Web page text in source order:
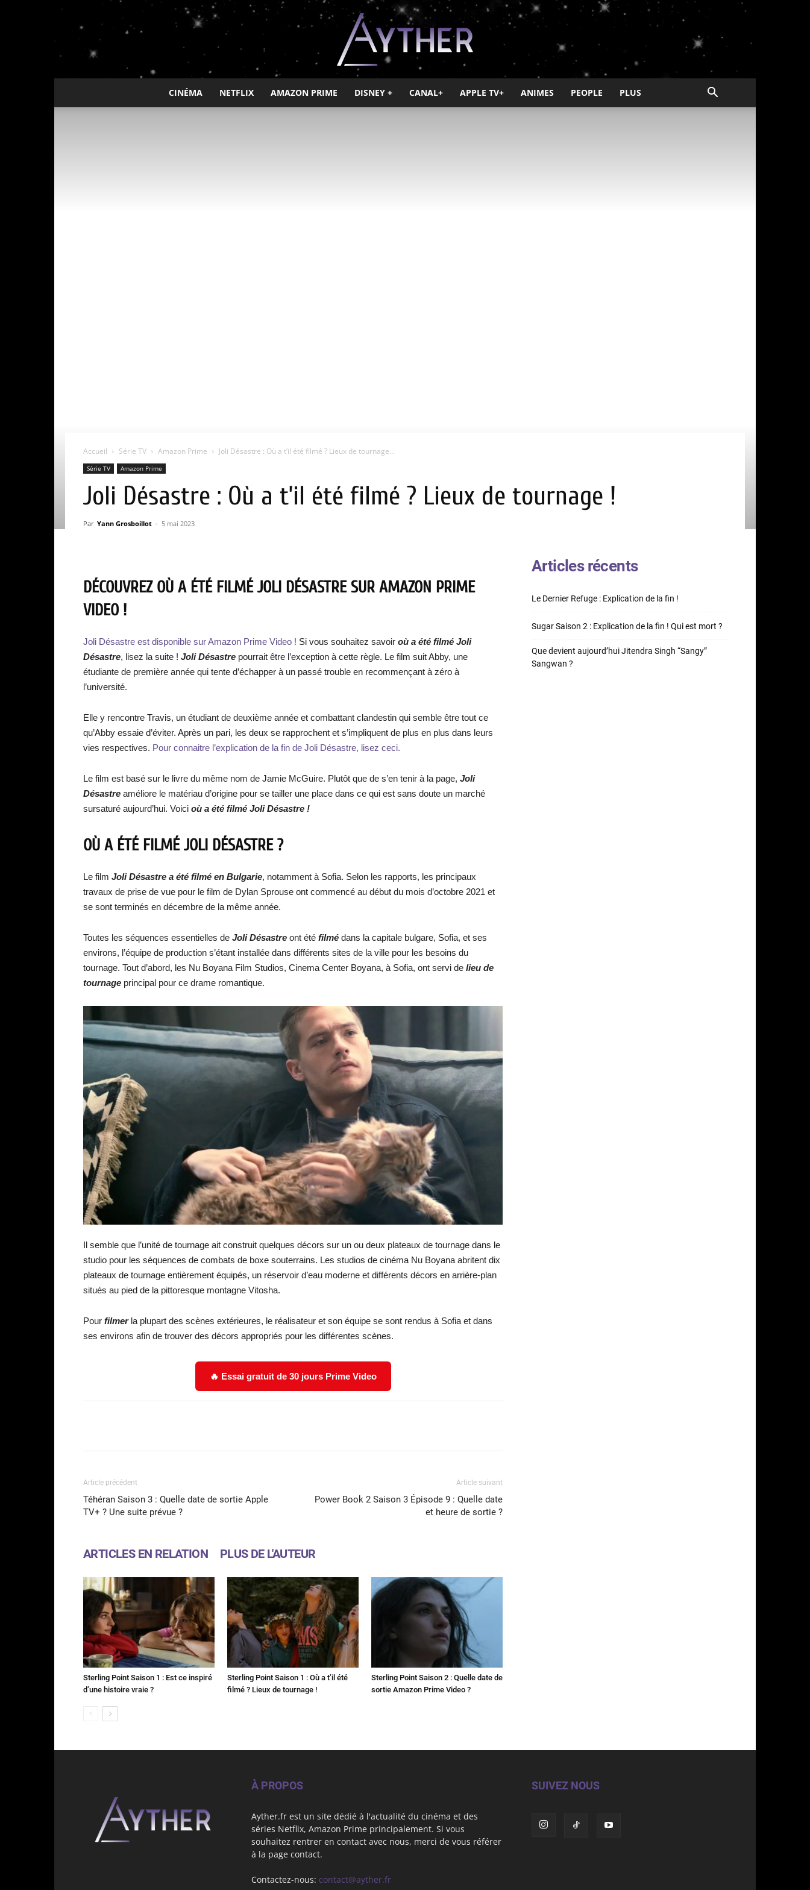
Ayther
CINÉMA NETFLIX AMAZON PRIME DISNEY + CANAL+ APPLE TV+ ANIMES PEOPLE PLUS
Accueil Série TV Amazon Prime Joli Désastre : Où a t’il été filmé ? Lieux de tournage...
Série TV Amazon Prime
Joli Désastre : Où a t’il été filmé ? Lieux de tournage !
Par Yann Grosboillot - 5 mai 2023
DÉCOUVREZ OÙ A ÉTÉ FILMÉ JOLI DÉSASTRE SUR AMAZON PRIME
VIDEO !
Joli Désastre est disponible sur Amazon Prime Video ! Si vous souhaitez savoir où a été filmé Joli
Désastre, lisez la suite ! Joli Désastre pourrait être l’exception à cette règle. Le film suit Abby, une
étudiante de première année qui tente d’échapper à un passé trouble en recommençant à zéro à
l’université.
Elle y rencontre Travis, un étudiant de deuxième année et combattant clandestin qui semble être tout ce
qu’Abby essaie d’éviter. Après un pari, les deux se rapprochent et s’impliquent de plus en plus dans leurs
vies respectives. Pour connaitre l’explication de la fin de Joli Désastre, lisez ceci.
Le film est basé sur le livre du même nom de Jamie McGuire. Plutôt que de s’en tenir à la page, Joli
Désastre améliore le matériau d’origine pour se tailler une place dans ce qui est sans doute un marché
sursaturé aujourd’hui. Voici où a été filmé Joli Désastre !
OÙ A ÉTÉ FILMÉ JOLI DÉSASTRE ?
Le film Joli Désastre a été filmé en Bulgarie, notamment à Sofia. Selon les rapports, les principaux
travaux de prise de vue pour le film de Dylan Sprouse ont commencé au début du mois d’octobre 2021 et
se sont terminés en décembre de la même année.
Toutes les séquences essentielles de Joli Désastre ont été filmé dans la capitale bulgare, Sofia, et ses
environs, l’équipe de production s’étant installée dans différents sites de la ville pour les besoins du
tournage. Tout d’abord, les Nu Boyana Film Studios, Cinema Center Boyana, à Sofia, ont servi de lieu de
tournage principal pour ce drame romantique.
Il semble que l’unité de tournage ait construit quelques décors sur un ou deux plateaux de tournage dans le
studio pour les séquences de combats de boxe souterrains. Les studios de cinéma Nu Boyana abritent dix
plateaux de tournage entièrement équipés, un réservoir d’eau moderne et différents décors en arrière-plan
situés au pied de la pittoresque montagne Vitosha.
Pour filmerla plupart des scènes extérieures, le réalisateur et son équipe se sont rendus à Sofia et dans
ses environs afin de trouver des décors appropriés pour les différentes scènes.
🔥 Essai gratuit de 30 jours Prime Video
Article précédent
Téhéran Saison 3 : Quelle date de sortie Apple
TV+ ? Une suite prévue ?
Article suivant
Power Book 2 Saison 3 Épisode 9 : Quelle date
et heure de sortie ?
ARTICLES EN RELATION PLUS DE L'AUTEUR
Sterling Point Saison 1 : Est ce inspiré
d’une histoire vraie ?
Sterling Point Saison 1 : Où a t’il été
filmé ? Lieux de tournage !
Sterling Point Saison 2 : Quelle date de
sortie Amazon Prime Video ?
Articles récents
Le Dernier Refuge : Explication de la fin !
Sugar Saison 2 : Explication de la fin ! Qui est mort ?
Que devient aujourd’hui Jitendra Singh “Sangy”
Sangwan ?
À PROPOS
Ayther.fr est un site dédié à l'actualité du cinéma et des
séries Netflix, Amazon Prime principalement. Si vous
souhaitez rentrer en contact avec nous, merci de vous référer
à la page contact.
Contactez-nous: contact@ayther.fr
SUIVEZ NOUS